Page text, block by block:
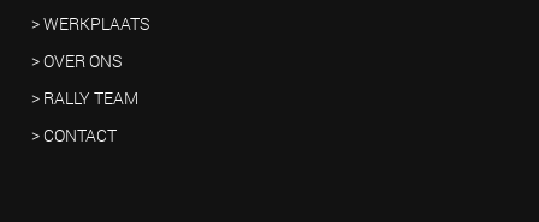
> WERKPLAATS
> OVER ONS
> RALLY TEAM
> CONTACT